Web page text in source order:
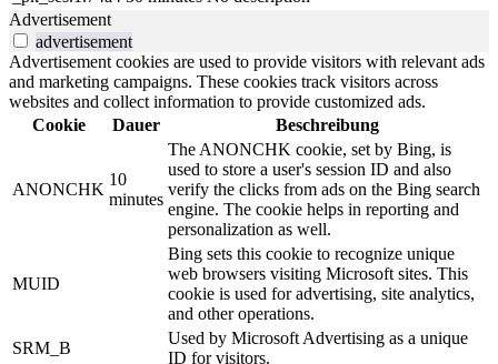
Advertisement
advertisement
Advertisement cookies are used to provide visitors with relevant ads
and marketing campaigns. These cookies track visitors across
websites and collect information to provide customized ads.
Cookie
Dauer Beschreibung
ANONCHK
10
minutes
The ANONCHK cookie, set by Bing, is
used to store a user's session ID and also
verify the clicks from ads on the Bing search
engine. The cookie helps in reporting and
personalization as well.
MUID
Bing sets this cookie to recognize unique
web browsers visiting Microsoft sites. This
cookie is used for advertising, site analytics,
and other operations.
SRM_B
Used by Microsoft Advertising as a unique
ID for visitors.